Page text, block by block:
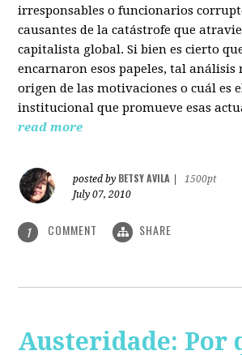
irresponsables o funcionarios
causantes de la catástrofe que
capitalista global. Si bien es cierto
encarnaron esos papeles, tal análisis
origen de las motivaciones o cuál es
institucional que promueve esas
read more
posted by BETSY AVILA
1500pt
July 07, 2010
1 COMMENT SHARE
Austeridade: Por